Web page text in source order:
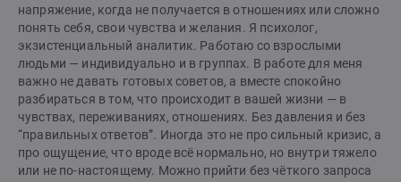
напряжение, когда не получается в отношениях или сложно
понять себя, свои чувства и желания. Я психолог,
экзистенциальный аналитик. Работаю со взрослыми
людьми — индивидуально и в группах. В работе для меня
важно не давать готовых советов, а вместе спокойно
разбираться в том, что происходит в вашей жизни — в
чувствах, переживаниях, отношениях. Без давления и без
“правильных ответов”. Иногда это не про сильный кризис, а
про ощущение, что вроде всё нормально, но внутри тяжело
или не по-настоящему. Можно прийти без чёткого запроса